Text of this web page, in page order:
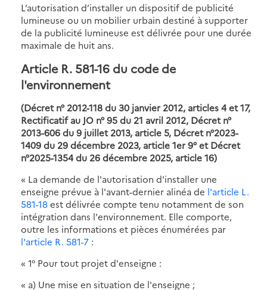
L’autorisation d’installer un dispositif de publicité
lumineuse ou un mobilier urbain destiné à supporter
de la publicité lumineuse est délivrée pour une durée
maximale de huit ans.
Article R. 581-16 du code de
l'environnement
(Décret n° 2012-118 du 30 janvier 2012, articles 4 et 17,
Rectificatif au JO n° 95 du 21 avril 2012, Décret n°
2013-606 du 9 juillet 2013, article 5, Décret n°2023-
1409 du 29 décembre 2023, article 1er 9° etDécret
n°2025-1354 du 26 décembre 2025, article 16)
« La demande de l'autorisation d'installer une
enseigne prévue à l'avant-dernier alinéa de l'article L.
581-18est délivrée compte tenu notamment de son
intégration dans l'environnement. Elle comporte,
outre les informations et pièces énumérées par
l'article R. 581-7 :
« 1° Pour tout projet d'enseigne :
« a) Une mise en situation de l'enseigne ;